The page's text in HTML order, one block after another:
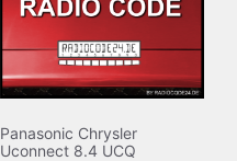
Panasonic Chrysler
Uconnect 8.4 UCQ